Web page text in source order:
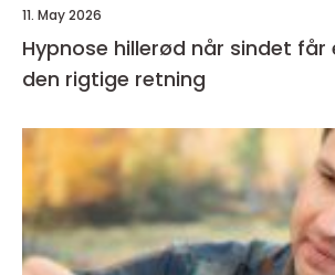
11. May 2026
Hypnose hillerød når sindet får et blidt skub i
den rigtige retning